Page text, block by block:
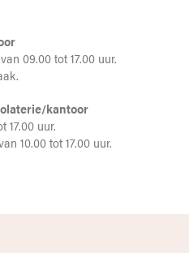
09.00 tot 17.00 uur.
kantoor
17.00 uur.
10.00 tot 17.00 uur.